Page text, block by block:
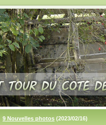
9 Nouvelles photos (2023/02/16)